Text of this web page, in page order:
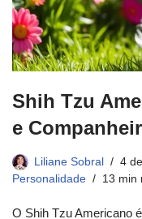
Shih Tzu
e
Liliane Sobral 4
Personalidade
13 min
O Shih Tzu Americano